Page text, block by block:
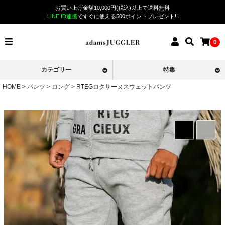
お買い上げ金額10,000円(税込)以上で送料無料
LINE ID連携ですぐに使える500ポイントプレゼント!!
0
カテゴリー 特集
HOME パンツ ロング RTEGロクサーヌスウェットパンツ